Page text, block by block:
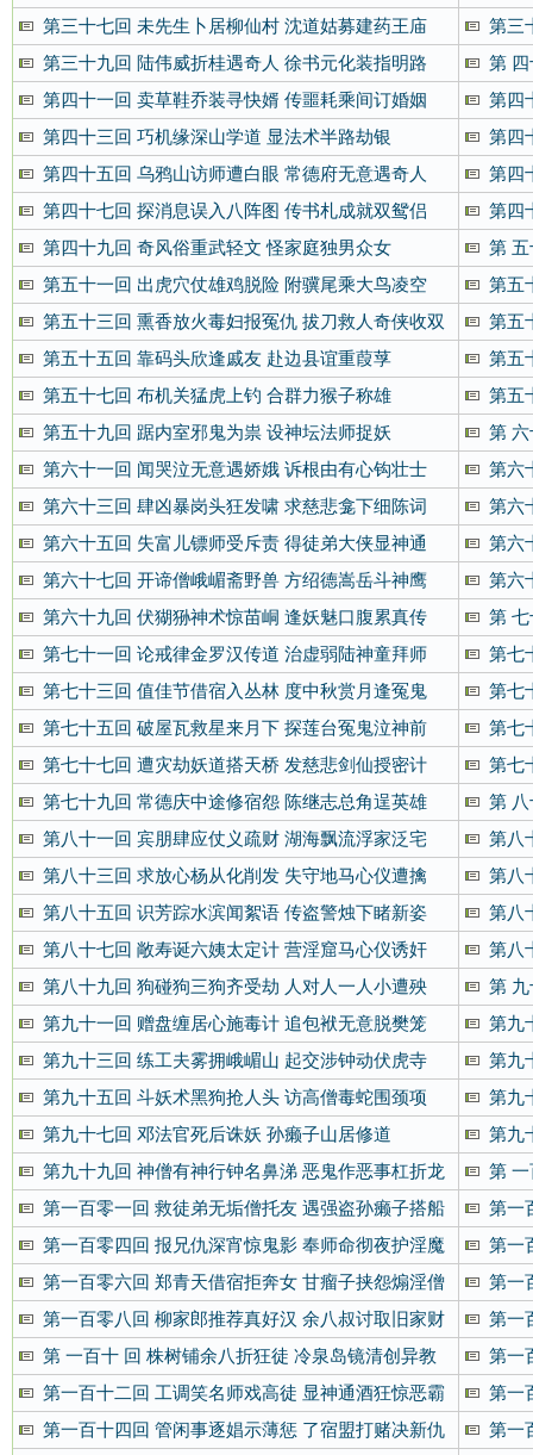
第三十七回 未先生卜居柳仙村 沈道姑募建药王庙
第三
弟
第三十九回 陆伟威折桂遇奇人 徐书元化装指明路
第
第四十一回 卖草鞋乔装寻快婿 传噩耗乘间订婚姻
第四
第四十三回 巧机缘深山学道 显法术半路劫银
第四
第四十五回 乌鸦山访师遭白眼 常德府无意遇奇人
第四
第四十七回 探消息误入八阵图 传书札成就双鸳侣
第四
第四十九回 奇风俗重武轻文 怪家庭独男众女
第
第五十一回 出虎穴仗雄鸡脱险 附骥尾乘大鸟凌空
第五
第五十三回 熏香放火毒妇报冤仇 拔刀救人奇侠收双
女
第五
第五十五回 靠码头欣逢戚友 赴边县谊重葭莩
第五
第五十七回 布机关猛虎上钓 合群力猴子称雄
第五
第五十九回 踞内室邪鬼为祟 设神坛法师捉妖
第
第六十一回 闻哭泣无意遇娇娥 诉根由有心钩壮士
第六
第六十三回 肆凶暴岗头狂发啸 求慈悲龛下细陈词
第六
第六十五回 失富儿镖师受斥责 得徒弟大侠显神通
第六
第六十七回 开谛僧峨嵋斋野兽 方绍德嵩岳斗神鹰
第六
第六十九回 伏猢狲神术惊苗峒 逢妖魅口腹累真传
第
第七十一回 论戒律金罗汉传道 治虚弱陆神童拜师
第七
第七十三回 值佳节借宿入丛林 度中秋赏月逢冤鬼
第七
第七十五回 破屋瓦救星来月下 探莲台冤鬼泣神前
第七
第七十七回 遭灾劫妖道搭天桥 发慈悲剑仙授密计
第七
第七十九回 常德庆中途修宿怨 陈继志总角逞英雄
第
第八十一回 宾朋肆应仗义疏财 湖海飘流浮家泛宅
第八
第八十三回 求放心杨从化削发 失守地马心仪遭擒
第八
第八十五回 识芳踪水滨闻絮语 传盗警烛下睹新姿
第八
第八十七回 敞寿诞六姨太定计 营淫窟马心仪诱奸
第八
第八十九回 狗碰狗三狗齐受劫 人对人一人小遭殃
第
第九十一回 赠盘缠居心施毒计 追包袱无意脱樊笼
第九
第九十三回 练工夫雾拥峨嵋山 起交涉钟动伏虎寺
第九
第九十五回 斗妖术黑狗抢人头 访高僧毒蛇围颈项
第九
第九十七回 邓法官死后诛妖 孙癞子山居修道
第九
第九十九回 神僧有神行钟名鼻涕 恶鬼作恶事杠折龙
头
第
第一百零一回 救徒弟无垢僧托友 遇强盗孙癞子搭船
第一
第一百零四回 报兄仇深宵惊鬼影 奉师命彻夜护淫魔
第一
第一百零六回 郑青天借宿拒奔女 甘瘤子挟怨煽淫僧
第一
第一百零八回 柳家郎推荐真好汉 余八叔讨取旧家财
第一
第 一百十 回 株树铺余八折狂徒 冷泉岛镜清创异教
第一
第一百十二回 工调笑名师戏高徒 显神通酒狂惊恶霸
第一
武器
第一百十四回 管闲事逐娼示薄惩 了宿盟打赌决新仇
第一